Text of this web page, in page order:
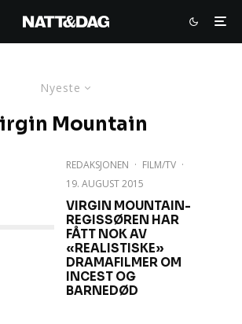
Nyeste
Mountain
REDAKSJONEN · FILM/TV ·
19. AUGUST 2015
VIRGIN MOUNTAIN-
REGISSØREN HAR
FÅTT NOK AV
«REALISTISKE»
DRAMAFILMER OM
INCEST OG
BARNEDØD